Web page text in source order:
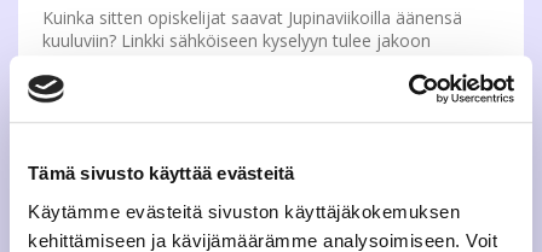
Tämä sivusto käyttää evästeitä
Käytämme evästeitä sivuston käyttäjäkokemuksen
kehittämiseen ja kävijämäärämme analysoimiseen. Voit
Kuinka sitten opiskelijat saavat Jupinaviikoilla äänensä
kuuluviin? Linkki sähköiseen kyselyyn tulee jakoon
JAMKOn jäsenten sähköpostiin ja verkkosivuille!
Lue lisää Jupinoista JAMKOn nettisivuilta